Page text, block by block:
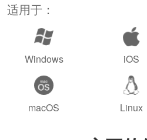
适用于：
Windows iOS
macOS Linux